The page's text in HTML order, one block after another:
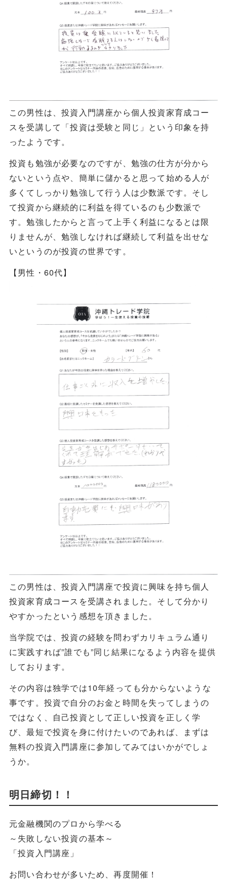
この男性は、投資入門講座から個人投資家育成コー
スを受講して「投資は受験と同じ」という印象を持
ったようです。
投資も勉強が必要なのですが、勉強の仕方が分から
ないという点や、簡単に儲かると思って始める人が
多くてしっかり勉強して行う人は少数派です。そし
て投資から継続的に利益を得ているのも少数派で
す。勉強したからと言って上手く利益になるとは限
りませんが、勉強しなければ継続して利益を出せな
いというのが投資の世界です。
【男性・60代】
この男性は、投資入門講座で投資に興味を持ち個人
投資家育成コースを受講されました。そして分かり
やすかったという感想を頂きました。
当学院では、投資の経験を問わずカリキュラム通り
に実践すれば”誰でも”同じ結果になるよう内容を提供
しております。
その内容は独学では10年経っても分からないような
事です。投資で自分のお金と時間を失ってしまうの
ではなく、自己投資として正しい投資を正しく学
び、最短で投資を身に付けたいのであれば、まずは
無料の投資入門講座に参加してみてはいかがでしょ
うか。
明日締切！！
元金融機関のプロから学べる
～失敗しない投資の基本～
「投資入門講座」
お問い合わせが多いため、再度開催！